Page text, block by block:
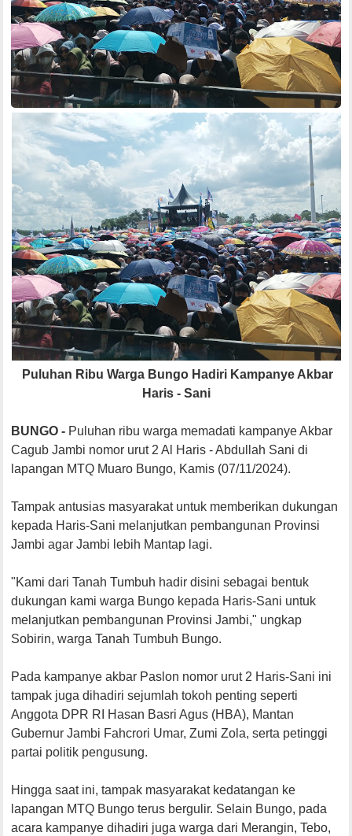
Puluhan Ribu Warga Bungo Hadiri Kampanye Akbar
Haris - Sani
BUNGO - Puluhan ribu warga memadati kampanye Akbar
Cagub Jambi nomor urut 2 Al Haris - Abdullah Sani di
lapangan MTQ Muaro Bungo, Kamis (07/11/2024).
Tampak antusias masyarakat untuk memberikan dukungan
kepada Haris-Sani melanjutkan pembangunan Provinsi
Jambi agar Jambi lebih Mantap lagi.
"Kami dari Tanah Tumbuh hadir disini sebagai bentuk
dukungan kami warga Bungo kepada Haris-Sani untuk
melanjutkan pembangunan Provinsi Jambi," ungkap
Sobirin, warga Tanah Tumbuh Bungo.
Pada kampanye akbar Paslon nomor urut 2 Haris-Sani ini
tampak juga dihadiri sejumlah tokoh penting seperti
Anggota DPR RI Hasan Basri Agus (HBA), Mantan
Gubernur Jambi Fahcrori Umar, Zumi Zola, serta petinggi
partai politik pengusung.
Hingga saat ini, tampak masyarakat kedatangan ke
lapangan MTQ Bungo terus bergulir. Selain Bungo, pada
acara kampanye dihadiri juga warga dari Merangin, Tebo,